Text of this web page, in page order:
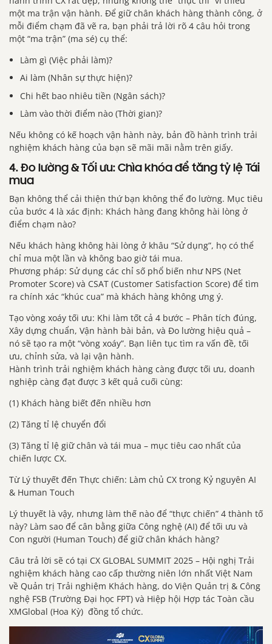
một ma trận vận hành. Để giữ chân khách hàng thành công, ở
mỗi điểm chạm đã vẽ ra, bạn phải trả lời rõ 4 câu hỏi trong
một “ma trận” (ma sé) cụ thể:
Làm gì (Việc phải làm)?
Ai làm (Nhân sự thực hiện)?
Chi hết bao nhiêu tiền (Ngân sách)?
Làm vào thời điểm nào (Thời gian)?
Nếu không có kế hoạch vận hành này, bản đồ hành trình trải
nghiệm khách hàng của bạn sẽ mãi mãi nằm trên giấy.
4. Đo lường & Tối ưu: Chìa khóa để tăng tỷ lệ Tái
mua
Bạn không thể cải thiện thứ bạn không thể đo lường. Mục tiêu
của bước 4 là xác định: Khách hàng đang không hài lòng ở
điểm chạm nào?
Nếu khách hàng không hài lòng ở khâu “Sử dụng”, họ có thể
chỉ mua một lần và không bao giờ tái mua.
Phương pháp: Sử dụng các chỉ số phổ biến như NPS (Net
Promoter Score) và CSAT (Customer Satisfaction Score) để tìm
ra chính xác “khúc cua” mà khách hàng không ưng ý.
Tạo vòng xoáy tối ưu: Khi làm tốt cả 4 bước – Phân tích đúng,
Xây dựng chuẩn, Vận hành bài bản, và Đo lường hiệu quả –
nó sẽ tạo ra một “vòng xoáy”. Bạn liên tục tìm ra vấn đề, tối
ưu, chỉnh sửa, và lại vận hành.
Hành trình trải nghiệm khách hàng càng được tối ưu, doanh
nghiệp càng đạt được 3 kết quả cuối cùng:
(1) Khách hàng biết đến nhiều hơn
(2) Tăng tỉ lệ chuyển đổi
(3) Tăng tỉ lệ giữ chân và tái mua – mục tiêu cao nhất của
chiến lược CX.
Từ Lý thuyết đến Thực chiến: Làm chủ CX trong Kỷ nguyên AI
& Human Touch
Lý thuyết là vậy, nhưng làm thế nào để “thực chiến” 4 thành tố
này? Làm sao để cân bằng giữa Công nghệ (AI) để tối ưu và
Con người (Human Touch) để giữ chân khách hàng?
Câu trả lời sẽ có tại CX GLOBAL SUMMIT 2025 – Hội nghị Trải
nghiệm khách hàng cao cấp thường niên lớn nhất Việt Nam
về Quản trị Trải nghiệm Khách hàng, do Viện Quản trị & Công
nghệ FSB (Trường Đại học FPT) và Hiệp hội Hợp tác Toàn cầu
XMGlobal (Hoa Kỳ) đồng tổ chức.